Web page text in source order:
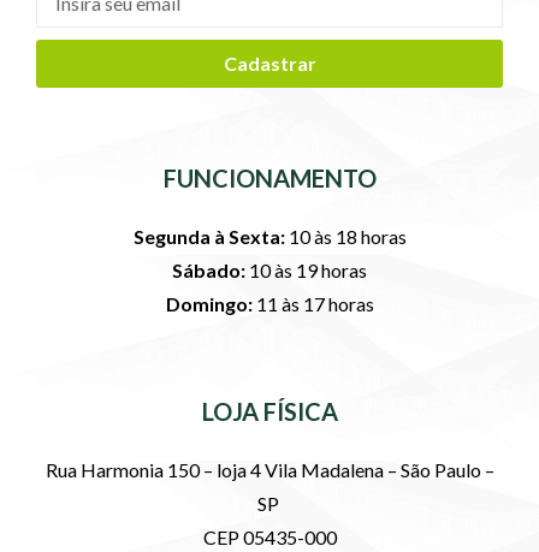
Cadastrar
FUNCIONAMENTO
Segunda à Sexta:10 às 18 horas
Sábado: 10 às 19 horas
Domingo:11 às 17 horas
LOJA FÍSICA
Rua Harmonia 150 – loja 4 Vila Madalena – São Paulo –
SP
CEP 05435-000